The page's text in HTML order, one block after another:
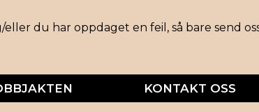
du har oppdaget en feil, så bare send
KONTAKT OSS